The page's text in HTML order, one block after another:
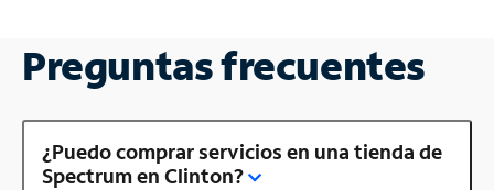
Preguntas frecuentes
¿Puedo comprar servicios en una tienda de
Spectrum en Clinton?